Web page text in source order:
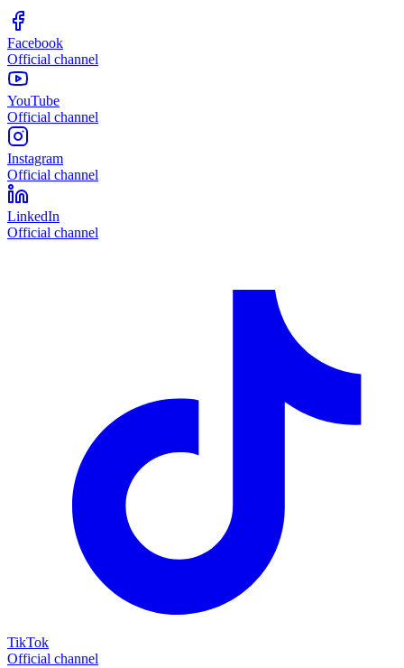
Facebook
Official channel
YouTube
Official channel
Instagram
Official channel
LinkedIn
Official channel
TikTok
Official channel